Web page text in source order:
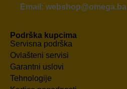
Email: webshop@omega.ba
Podrška kupcima
Servisna podrška
Ovlašteni servisi
Garantni uslovi
Tehnologije